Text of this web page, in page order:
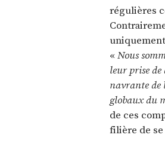
régulières
«Nous
leur prise de
navrante de
globaux du
de ces
filière de